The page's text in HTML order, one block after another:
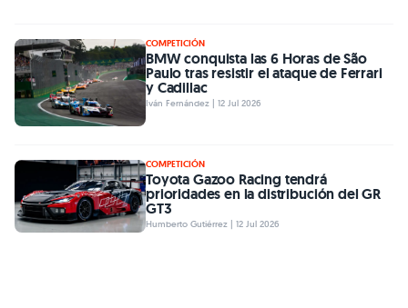
COMPETICIÓN
BMW conquista las 6 Horas de São
Paulo tras resistir el ataque de Ferrari
y Cadillac
Iván Fernández | 12 Jul 2026
COMPETICIÓN
Toyota Gazoo Racing tendrá
prioridades en la distribución del GR
GT3
Humberto Gutiérrez | 12 Jul 2026